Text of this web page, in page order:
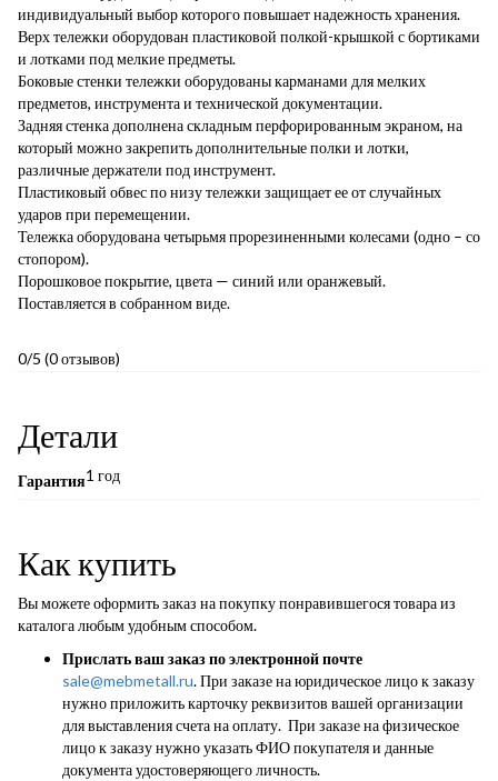
индивидуальный выбор которого повышает надежность хранения.
Верх тележки оборудован пластиковой полкой-крышкой с бортиками
и лотками под мелкие предметы.
Боковые стенки тележки оборудованы карманами для мелких
предметов, инструмента и технической документации.
Задняя стенка дополнена складным перфорированным экраном, на
который можно закрепить дополнительные полки и лотки,
различные держатели под инструмент.
Пластиковый обвес по низу тележки защищает ее от случайных
ударов при перемещении.
Тележка оборудована четырьмя прорезиненными колесами (одно – со
стопором).
Порошковое покрытие, цвета — синий или оранжевый.
Поставляется в собранном виде.
0/5 (0 отзывов)
Детали
Гарантия1 год
Как купить
Вы можете оформить заказ на покупку понравившегося товара из
каталога любым удобным способом.
Прислать ваш заказ по электронной почте
sale@mebmetall.ru. При заказе на юридическое лицо к заказу
нужно приложить карточку реквизитов вашей организации
для выставления счета на оплату. При заказе на физическое
лицо к заказу нужно указать ФИО покупателя и данные
документа удостоверяющего личность.